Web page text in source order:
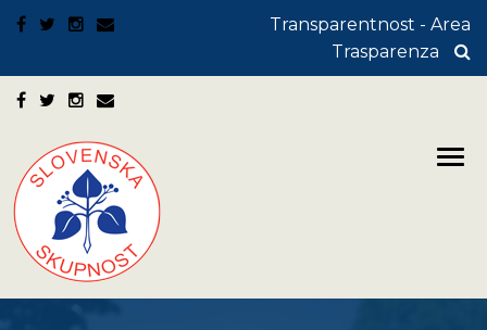
Transparentnost - Area
Trasparenza